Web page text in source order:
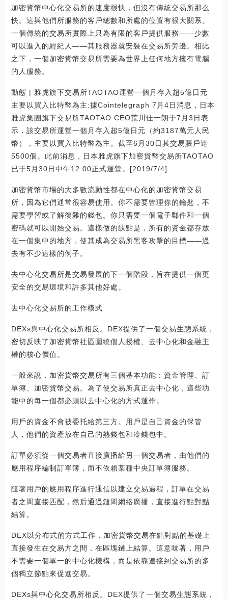
加密貨幣中心化交易所的速度很快，但沒有傳統交易所那么
快。這與他們所服務的客戶總數和所處的位置有很大關系。
一個傳統的交易所實際上只為有限的客戶提供服務——少數
可以進入的經紀人——其服務器就安裝在交易所旁邊。相比
之下，一個加密貨幣交易所需要為世界上任何地方擁有電腦
的人服務。
動態 | 雅虎旗下交易所TAOTAO運營一個月存入超5億日元
主要以買入比特幣為主:據Cointelegraph 7月4日消息，日本
雅虎集團旗下交易所TAOTAO CEO荒川佳一朗于7月3日表
示，該交易所運營一個月存入超5億日元（約3187萬元人民
幣），主要以買入比特幣為主。截至6月30日其交易賬戶達
5500個。此前消息，日本雅虎旗下加密貨幣交易所TAOTAO
已于5月30日中午12:00正式運營。[2019/7/4]
加密貨幣市場的大多數流動性都在中心化的加密貨幣交易
所，因為它們通常很容易使用。你不需要管理你的鑰匙，不
需要學習或了解復雜的錢包。你只需要一個電子郵件和一個
密碼就可以開始交易。這樣做的缺點是，所有的資金都存放
在一個集中的地方，使其成為交易所黑客攻擊的目標——過
去有不少這樣的例子。
去中心化交易所是交易發展的下一個階段，旨在提供一個更
安全的交易環境和許多其他好處。
去中心化交易所的工作模式
DEXs與中心化交易所相反。DEX提供了一個交易生態系統，
密切反映了加密貨幣社區圍繞個人授權、去中心化和金融主
權的核心價值。
一般來說，加密貨幣交易所有三個基本功能：資金管理、訂
單簿、加密貨幣交易。為了使交易所真正去中心化，這些功
能中的每一個都必須以去中心化的方式運作。
用戶的資金不會被委托給第三方。用戶是自己資金的保管
人，他們的資產放在自己的熱錢包和冷錢包中。
訂單必須從一個交易者直接廣播給另一個交易者，由他們的
應用程序編制訂單簿，而不依賴某種中央訂單簿服務。
隨著用戶的應用程序進行通信以建立交易過程，訂單在交易
者之間直接匹配，然后通過鏈間網絡廣播，直接進行點對點
結算。
DEX以分布式的方式工作，加密貨幣交易在點對點的基礎上
直接發生在交易方之間，在區塊鏈上結算。這意味著，用戶
不需要一個單一的中心化機構，而是依靠連接到交易所的多
個獨立節點來促進交易。
DEXs與中心化交易所相反。DEX提供了一個交易生態系統，